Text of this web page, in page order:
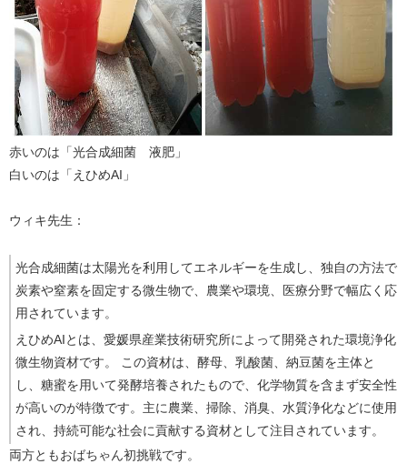
赤いのは「光合成細菌 液肥」
白いのは「えひめAI」
ウィキ先生：
光合成細菌は太陽光を利用してエネルギーを生成し、独自の方法で
炭素や窒素を固定する微生物で、農業や環境、医療分野で幅広く応
用されています。
えひめAIとは、愛媛県産業技術研究所によって開発された環境浄化
微生物資材です。 この資材は、酵母、乳酸菌、納豆菌を主体と
し、糖蜜を用いて発酵培養されたもので、化学物質を含まず安全性
が高いのが特徴です。主に農業、掃除、消臭、水質浄化などに使用
され、持続可能な社会に貢献する資材として注目されています。
両方ともおばちゃん初挑戦です。